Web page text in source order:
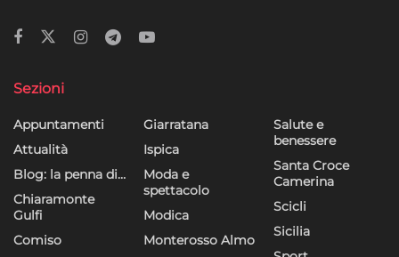
Sezioni
Appuntamenti
Attualità
Blog: la penna di…
Chiaramonte
Gulfi
Comiso
Giarratana
Ispica
Moda e
spettacolo
Modica
Monterosso Almo
Salute e
benessere
Santa Croce
Camerina
Scicli
Sicilia